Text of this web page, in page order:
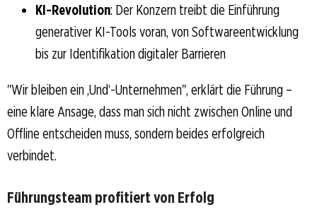
KI-Revolution: Der Konzern treibt die Einführung
generativer KI-Tools voran, von Softwareentwicklung
bis zur Identifikation digitaler Barrieren
"Wir bleiben ein ‚Und‘-Unternehmen", erklärt die Führung –
eine klare Ansage, dass man sich nicht zwischen Online und
Offline entscheiden muss, sondern beides erfolgreich
verbindet.
Führungsteam profitiert von Erfolg